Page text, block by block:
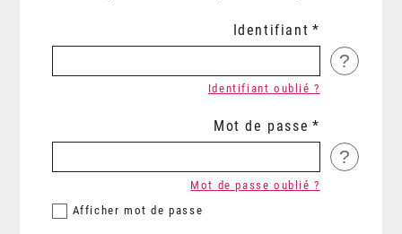
Identifiant
?
Identifiant oublié ?
Mot de passe
?
Afficher mot de passe
Mot de passe oublié ?